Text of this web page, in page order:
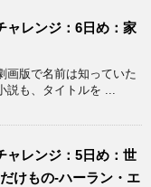
ャレンジ：6日め：家
画版で名前は知っていた
説も、タイトルを ...
ャレンジ：5日め：世
けもの-ハーラン・エ